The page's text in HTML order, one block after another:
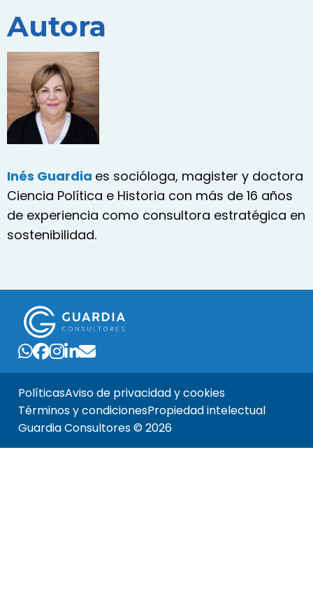
Autora
Inés Guardia es socióloga, magister y doctora
Ciencia Política e Historia con más de 16 años
de experiencia como consultora estratégica en
sostenibilidad.
PolíticasAviso de privacidad y cookies
Términos y condicionesPropiedad intelectual
Guardia Consultores © 2026